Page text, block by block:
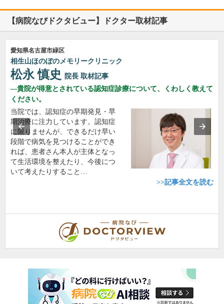
【病院なびドクタビュー】ドクター取材記事
愛知県名古屋市緑区
相生山ほのぼのメモリークリニック
松永 慎史 院長 取材記事
貴院が得意とされている認知症診療について、くわしく教えて
ください。
当院では、認知症の早期発見・早
期治療に注力しています。認知症
に限りませんが、できるだけ早い
段階で病気を見つけることができ
れば、患者さん本人が主体となっ
て生活環境を整えたり、今後につ
いて考えたりすること…
>>記事全文を読む